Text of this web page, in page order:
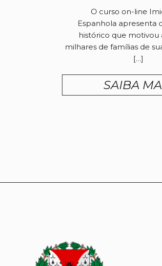
O curso on-line
Espanhola apresenta
histórico que motivou
milhares de famílias de
[…]
SAIBA